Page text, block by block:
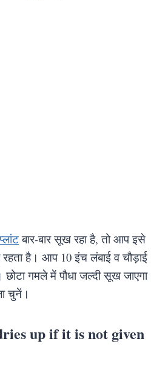
बार-बार सूख रहा है, तो आप इसे
है। आप 10 इंच लंबाई व चौड़ाई
गमले में पौधा जल्दी सूख जाएगा
चुनें।
up if it is not given